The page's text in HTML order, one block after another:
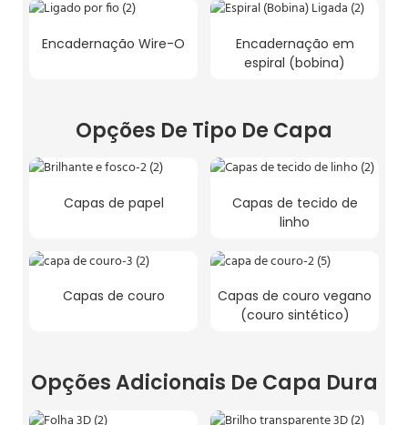
Encadernação Wire-O
Encadernação em
espiral (bobina)
Opções De Tipo De Capa
Capas de papel
Capas de tecido de
linho
Capas de couro
Capas de couro vegano
(couro sintético)
Opções Adicionais De Capa Dura